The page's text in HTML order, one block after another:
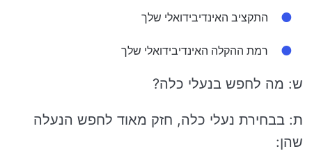
התקציב האינדיבידואלי שלך
רמת ההקלה האינדיבידואלי שלך
ש: מה לחפש בנעלי כלה?
ת: בבחירת נעלי כלה, חזק מאוד לחפש הנעלה
שהן: